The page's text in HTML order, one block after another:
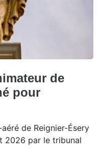
de
pour
de Reignier-Ésery
2026 par le tribunal